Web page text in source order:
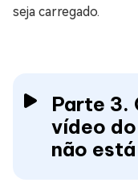
seja carregado.
Parte 3.
vídeo
não